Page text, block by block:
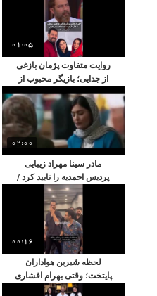
هواداران را شگفت‌زده کرد
01:05
روایت متفاوت پژمان بازغی
از جدایی؛ بازیگر محبوب از
مستانه مهاجر گفت و عشق
بی‌حدش به دخترش نفس!
02:00
مادر سینا مهراد زیبایی
پردیس احمدیه را تایید کرد /
پسرم راست می‌گفت
خوشگلی
00:16
لحظه شیرین هواداران
پایتخت؛ وقتی بهرام افشاری
و هومن حاجی‌عبداللهی در